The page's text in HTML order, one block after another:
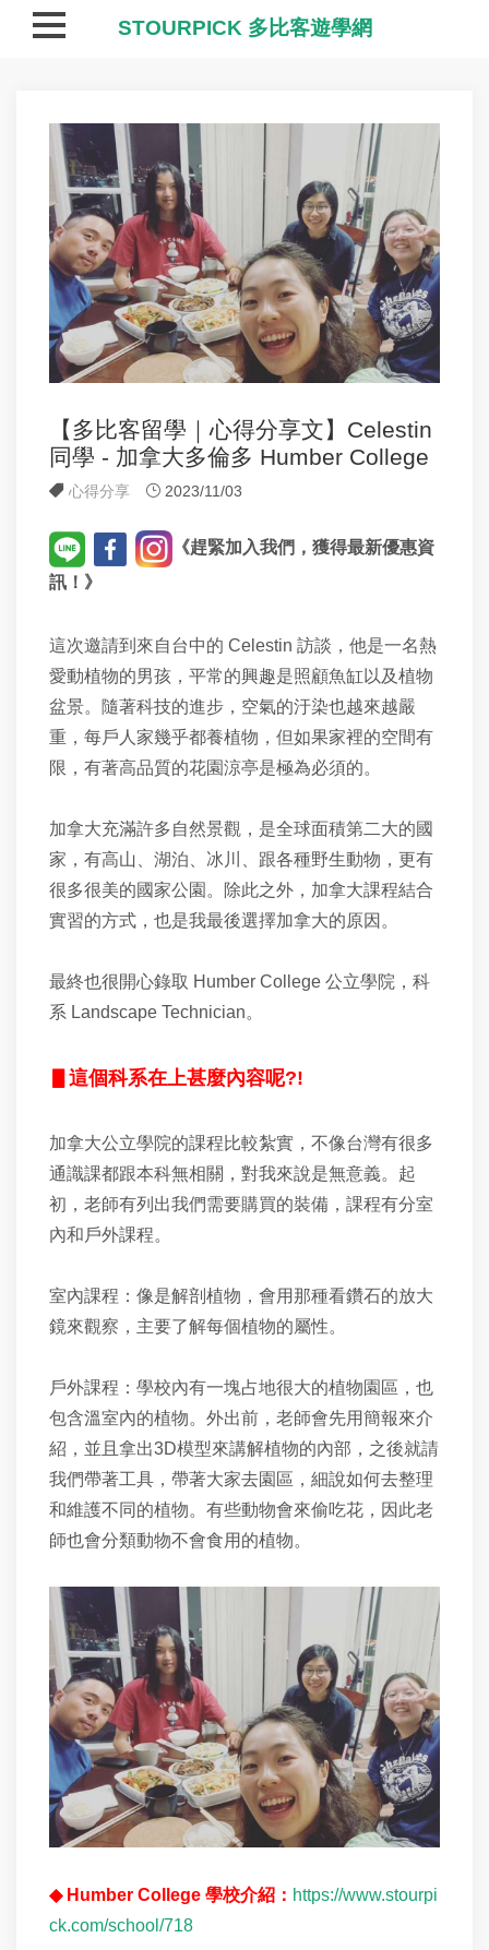
【多比客留學｜心得分享文】Celestin
同學 - 加拿大多倫多 Humber College
心得分享 2023/11/03
《趕緊加入我們，獲得最新優惠資
訊！》
這次邀請到來自台中的 Celestin 訪談，他是一名熱
愛動植物的男孩，平常的興趣是照顧魚缸以及植物
盆景。隨著科技的進步，空氣的汙染也越來越嚴
重，每戶人家幾乎都養植物，但如果家裡的空間有
限，有著高品質的花園涼亭是極為必須的。
加拿大充滿許多自然景觀，是全球面積第二大的國
家，有高山、湖泊、冰川、跟各種野生動物，更有
很多很美的國家公園。除此之外，加拿大課程結合
實習的方式，也是我最後選擇加拿大的原因。
最終也很開心錄取 Humber College 公立學院，科
系 Landscape Technician。
▋這個科系在上甚麼內容呢?!
加拿大公立學院的課程比較紮實，不像台灣有很多
通識課都跟本科無相關，對我來說是無意義。起
初，老師有列出我們需要購買的裝備，課程有分室
內和戶外課程。
室內課程：像是解剖植物，會用那種看鑽石的放大
鏡來觀察，主要了解每個植物的屬性。
戶外課程：學校內有一塊占地很大的植物園區，也
包含溫室內的植物。外出前，老師會先用簡報來介
紹，並且拿出3D模型來講解植物的內部，之後就請
我們帶著工具，帶著大家去園區，細說如何去整理
和維護不同的植物。有些動物會來偷吃花，因此老
師也會分類動物不會食用的植物。
◆ Humber College 學校介紹： https://www.stourpi
ck.com/school/718
STOURPICK 多比客遊學網